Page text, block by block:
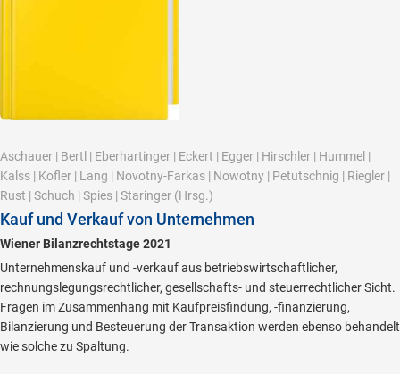
Aschauer | Bertl | Eberhartinger | Eckert | Egger | Hirschler | Hummel |
Kalss | Kofler | Lang | Novotny-Farkas | Nowotny | Petutschnig | Riegler |
Rust | Schuch | Spies | Staringer (Hrsg.)
Kauf und Verkauf von Unternehmen
Wiener Bilanzrechtstage 2021
Unternehmenskauf und -verkauf aus betriebswirtschaftlicher,
rechnungslegungsrechtlicher, gesellschafts- und steuerrechtlicher Sicht.
Fragen im Zusammenhang mit Kaufpreisfindung, -finanzierung,
Bilanzierung und Besteuerung der Transaktion werden ebenso behandelt
wie solche zu Spaltung.